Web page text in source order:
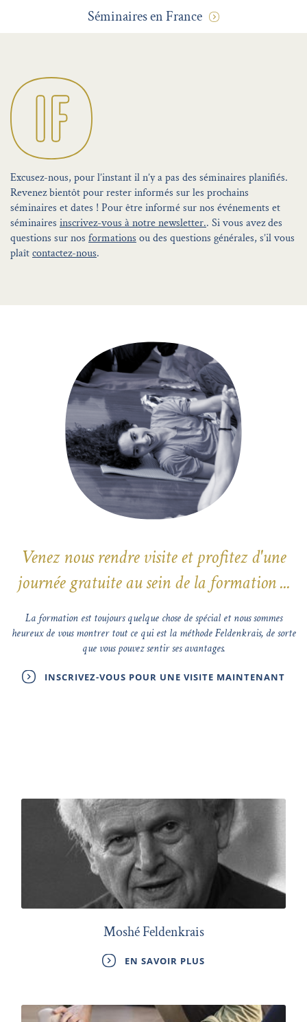
Séminaires en France
Excusez-nous, pour l’instant il n’y a pas des séminaires planifiés.
Revenez bientôt pour rester informés sur les prochains
séminaires et dates ! Pour être informé sur nos événements et
séminaires inscrivez-vous à notre newsletter.. Si vous avez des
questions sur nos formations ou des questions générales, s’il vous
plaîtcontactez-nous.
Venez nous rendre visite et profitez d'une
journée gratuite au sein de la formation ...
La formation est toujours quelque chose de spécial et nous sommes
heureux de vous montrer tout ce qui est la méthode Feldenkrais, de sorte
que vous pouvez sentir ses avantages.
INSCRIVEZ-VOUS POUR UNE VISITE MAINTENANT
Moshé Feldenkrais
EN SAVOIR PLUS